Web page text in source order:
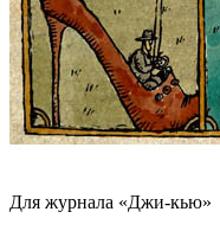
Для журнала «Джи-кью»